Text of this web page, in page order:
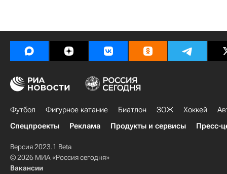
Футбол Фигурное катание Биатлон ЗОЖ Хоккей
Спецпроекты
Реклама Продукты и сервисы Пресс-
Версия 2023.1 Beta
© 2026 МИА «Россия сегодня»
Вакансии